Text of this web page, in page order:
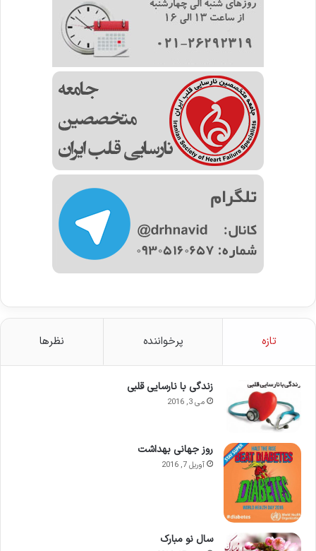
تازه پرخواننده نظرها
زندگی با نارسایی قلبی
می 3, 2016
روز جهانی بهداشت
آوریل 7, 2016
سال نو مبارک